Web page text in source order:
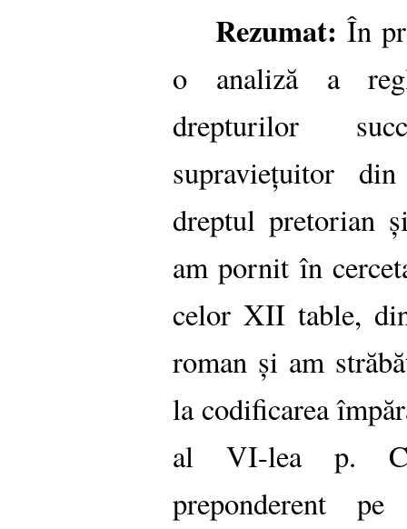
Rezumat:În
o analiză a
drepturilor
supraviețuitor
dreptul pretorian
am pornit în
celor XII table,
roman și am
la codificarea
al VI-lea p.
preponderent pe